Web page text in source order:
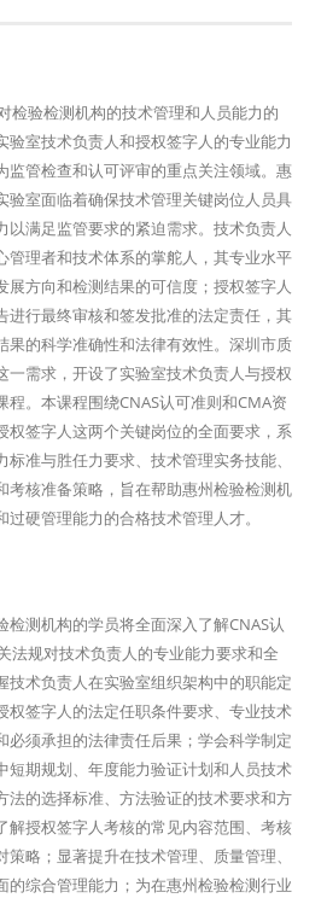
检验检测机构的技术管理和人员能力的
验室技术负责人和授权签字人的专业能力
监管检查和认可评审的重点关注领域。惠
验室面临着确保技术管理关键岗位人员具
以满足监管要求的紧迫需求。技术负责人
管理者和技术体系的掌舵人，其专业水平
展方向和检测结果的可信度；授权签字人
进行最终审核和签发批准的法定责任，其
果的科学准确性和法律有效性。深圳市质
一需求，开设了实验室技术负责人与授权
。本课程围绕CNAS认可准则和CMA资
权签字人这两个关键岗位的全面要求，系
准与胜任力要求、技术管理实务技能、
考核准备策略，旨在帮助惠州检验检测机
硬管理能力的合格技术管理人才。
测机构的学员将全面深入了解CNAS认
法规对技术负责人的专业能力要求和全
技术负责人在实验室组织架构中的职能定
权签字人的法定任职条件要求、专业技术
必须承担的法律责任后果；学会科学制定
短期规划、年度能力验证计划和人员技术
法的选择标准、方法验证的技术要求和方
解授权签字人考核的常见内容范围、考核
略；显著提升在技术管理、质量管理、
的综合管理能力；为在惠州检验检测行业